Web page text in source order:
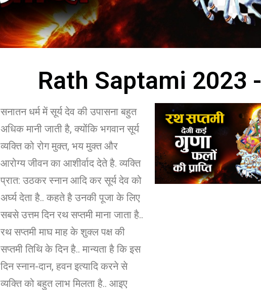
Rath Saptami 2023 -
सनातन धर्म में सूर्य देव की उपासना बहुत
अधिक मानी जाती है, क्योंकि भगवान सूर्य
व्यक्ति को रोग मुक्त, भय मुक्त और
आरोग्य जीवन का आशीर्वाद देते है. व्यक्ति
प्रात: उठकर स्नान आदि कर सूर्य देव को
अर्घ्य देता है.. कहते है उनकी पूजा के लिए
सबसे उत्तम दिन रथ सप्तमी माना जाता है..
रथ सप्तमी माघ माह के शुक्ल पक्ष की
सप्तमी तिथि के दिन है.. मान्यता है कि इस
दिन स्नान-दान, हवन इत्यादि करने से
व्यक्ति को बहुत लाभ मिलता है.. आइए